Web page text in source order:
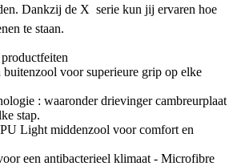
Dankzij de X  serie kun jij ervaren hoe
te staan.
voor superieure grip op elke
: waaronder drievinger cambreurplaat
stap.
Light middenzool voor comfort en
een antibacterieel klimaat - Microfibre